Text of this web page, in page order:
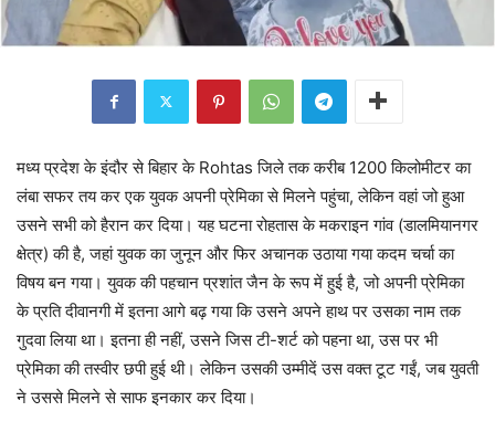
मध्य प्रदेश के इंदौर से बिहार के Rohtas जिले तक करीब 1200 किलोमीटर का
लंबा सफर तय कर एक युवक अपनी प्रेमिका से मिलने पहुंचा, लेकिन वहां जो हुआ
उसने सभी को हैरान कर दिया। यह घटना रोहतास के मकराइन गांव (डालमियानगर
क्षेत्र) की है, जहां युवक का जुनून और फिर अचानक उठाया गया कदम चर्चा का
विषय बन गया। युवक की पहचान प्रशांत जैन के रूप में हुई है, जो अपनी प्रेमिका
के प्रति दीवानगी में इतना आगे बढ़ गया कि उसने अपने हाथ पर उसका नाम तक
गुदवा लिया था। इतना ही नहीं, उसने जिस टी-शर्ट को पहना था, उस पर भी
प्रेमिका की तस्वीर छपी हुई थी। लेकिन उसकी उम्मीदें उस वक्त टूट गईं, जब युवती
ने उससे मिलने से साफ इनकार कर दिया।